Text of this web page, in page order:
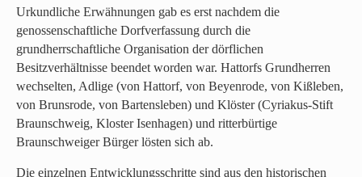
Urkundliche Erwähnungen gab es erst nachdem die
genossenschaftliche Dorfverfassung durch die
grundherrschaftliche Organisation der dörflichen
Besitzverhältnisse beendet worden war. Hattorfs Grundherren
wechselten, Adlige (von Hattorf, von Beyenrode, von Kißleben,
von Brunsrode, von Bartensleben) und Klöster (Cyriakus-Stift
Braunschweig, Kloster Isenhagen) und ritterbürtige
Braunschweiger Bürger lösten sich ab.
Die einzelnen Entwicklungsschritte sind aus den historischen